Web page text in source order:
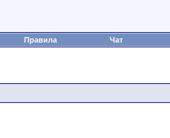
Правила Чат